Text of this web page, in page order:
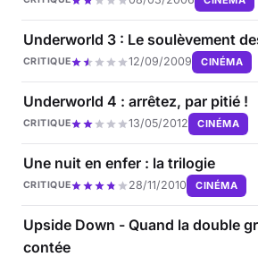
Underworld 3 : Le soulèvement
CRITIQUE 12/09/2009 CINÉMA
Underworld 4 : arrêtez, par pitié !
CRITIQUE 13/05/2012 CINÉMA
Une nuit en enfer : la trilogie
CRITIQUE 28/11/2010 CINÉMA
Upside Down - Quand la double
contée